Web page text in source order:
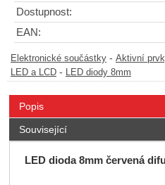
Dostupnost:
EAN:
Elektronické součástky - Aktivní
LED a LCD - LED diody 8mm
Popis
Související
LED dioda 8mm červená